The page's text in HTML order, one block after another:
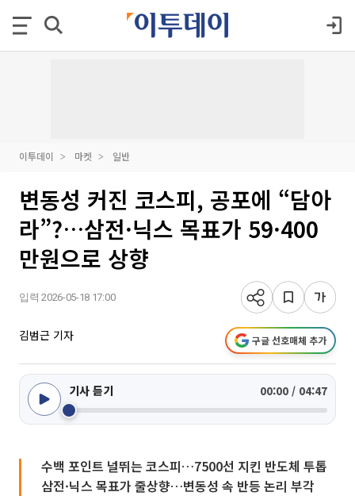
이투데이 마켓 일반
변동성 커진 코스피, 공포에 “담아
라”?…삼전·닉스 목표가 59·400
만원으로 상향
입력 2026-05-18 17:00
김범근 기자 구글 선호매체 추가
기사 듣기 00:00 / 04:47
수백 포인트 널뛰는 코스피…7500선 지킨 반도체 투톱
삼전·닉스 목표가 줄상향…변동성 속 반등 논리 부각